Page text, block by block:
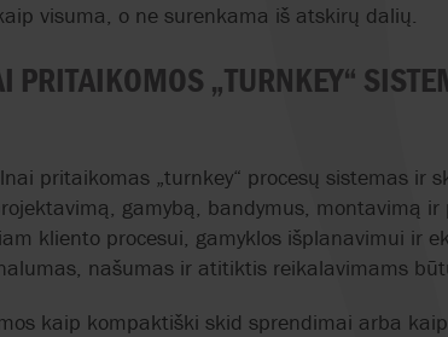
ORBINOX
OVATIO
visuma, o ne surenkama iš atskirų dalių.
PRITAIKOMOS „TURNKEY“
pritaikomas „turnkey“ procesų sistemas ir
gamybą, bandymus, montavimą
kliento procesui, gamyklos išplanavimui ir
našumas ir atitiktis reikalavimams
kaip kompaktiški skid sprendimai arba